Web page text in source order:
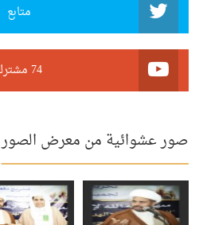
متابع
74 مشترك
صور عشوائية من معرض الصور